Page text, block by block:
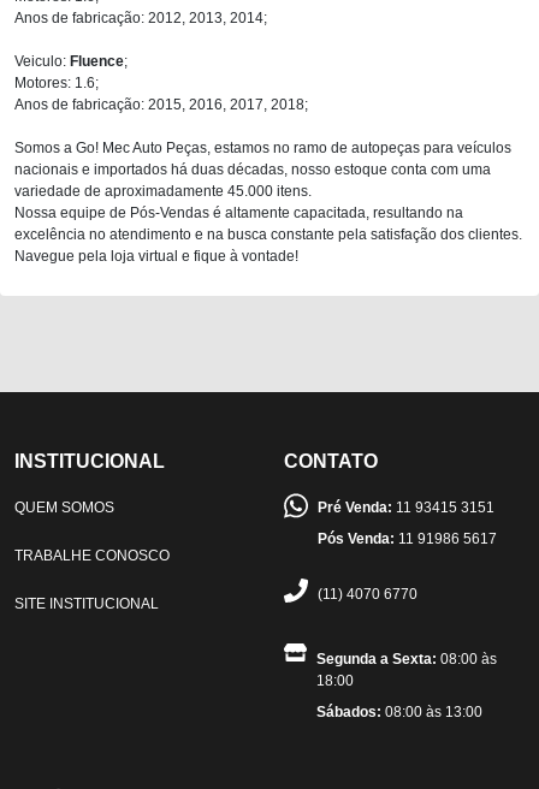
Anos de fabricação: 2012, 2013, 2014;
Veiculo: Fluence;
Motores: 1.6;
Anos de fabricação: 2015, 2016, 2017, 2018;
Somos a Go! Mec Auto Peças, estamos no ramo de autopeças para veículos
nacionais e importados há duas décadas, nosso estoque conta com uma
variedade de aproximadamente 45.000 itens.
Nossa equipe de Pós-Vendas é altamente capacitada, resultando na
excelência no atendimento e na busca constante pela satisfação dos clientes.
Navegue pela loja virtual e fique à vontade!
INSTITUCIONAL
QUEM SOMOS
TRABALHE CONOSCO
SITE INSTITUCIONAL
CONTATO
Pré Venda: 11 93415 3151
Pós Venda: 11 91986 5617
(11) 4070 6770
Segunda a Sexta: 08:00 às
18:00
Sábados: 08:00 às 13:00